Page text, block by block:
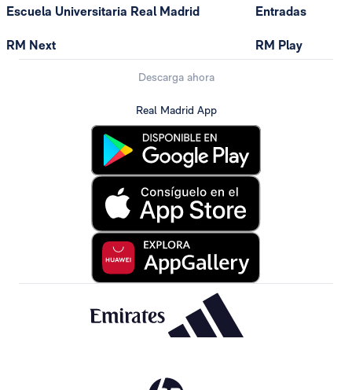
Escuela Universitaria Real Madrid
RM Next
Entradas
RM Play
Descarga ahora
Real Madrid App